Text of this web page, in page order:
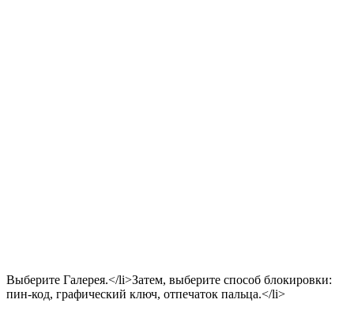
Выберите Галерея.</li>Затем, выберите способ блокировки:
пин-код, графический ключ, отпечаток пальца.</li>